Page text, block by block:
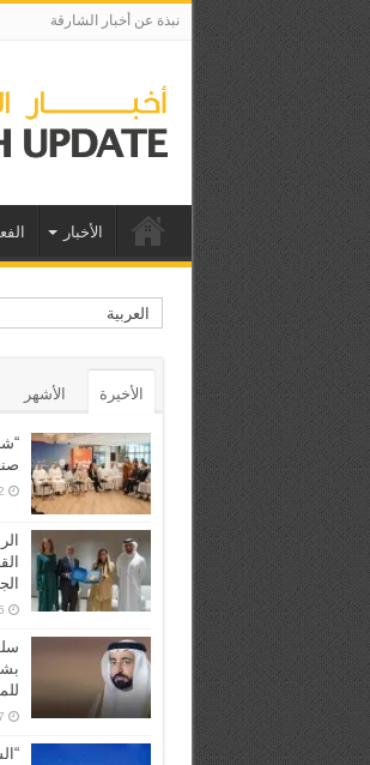
نبذة عن أخبار الشارقة
الأخبار
العربية
الأخيرة الأشهر
22
15
7